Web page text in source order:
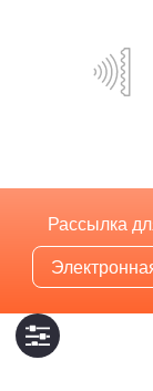
Рассылка